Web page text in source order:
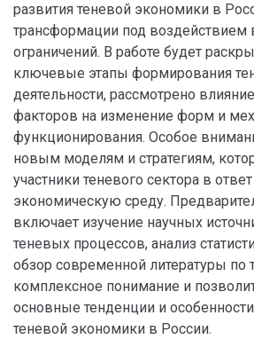
развития теневой экономики в
трансформации под воздействием
ограничений. В работе будет
ключевые этапы формирования
деятельности, рассмотрено
факторов на изменение форм и
функционирования. Особое
новым моделям и стратегиям,
участники теневого сектора в
экономическую среду.
включает изучение научных
теневых процессов, анализ
обзор современной литературы по
комплексное понимание и
основные тенденции и
теневой экономики в России.